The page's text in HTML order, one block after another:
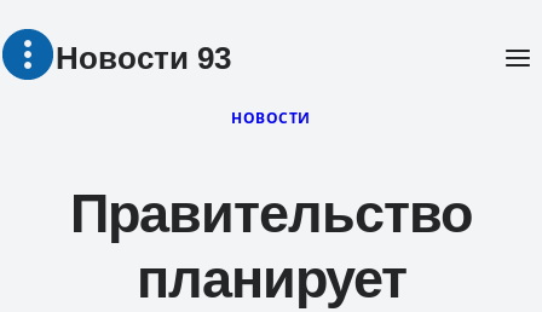
Перейти
Новости 93
НОВОСТИ
Правительство
планирует